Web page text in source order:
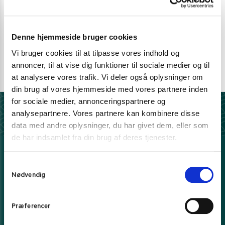
Denne hjemmeside bruger cookies
Vi bruger cookies til at tilpasse vores indhold og
annoncer, til at vise dig funktioner til sociale medier og til
at analysere vores trafik. Vi deler også oplysninger om
din brug af vores hjemmeside med vores partnere inden
for sociale medier, annonceringspartnere og
analysepartnere. Vores partnere kan kombinere disse
data med andre oplysninger, du har givet dem, eller som
de har indsamlet fra din brug af deres tjenester.
Nødvendig
Præferencer
Vi guider dig igennem asiatisk mad
Telefon support
Ring 30 27 78 78
E-mail support
kundeservice@pandasia.dk
Derfor har 10.000+ madelskere valgt Pandasia.dk
5 stjerner på Trustpilot
Hos os handler du trygt og sikkert
- ellers fra kun 39 kr.